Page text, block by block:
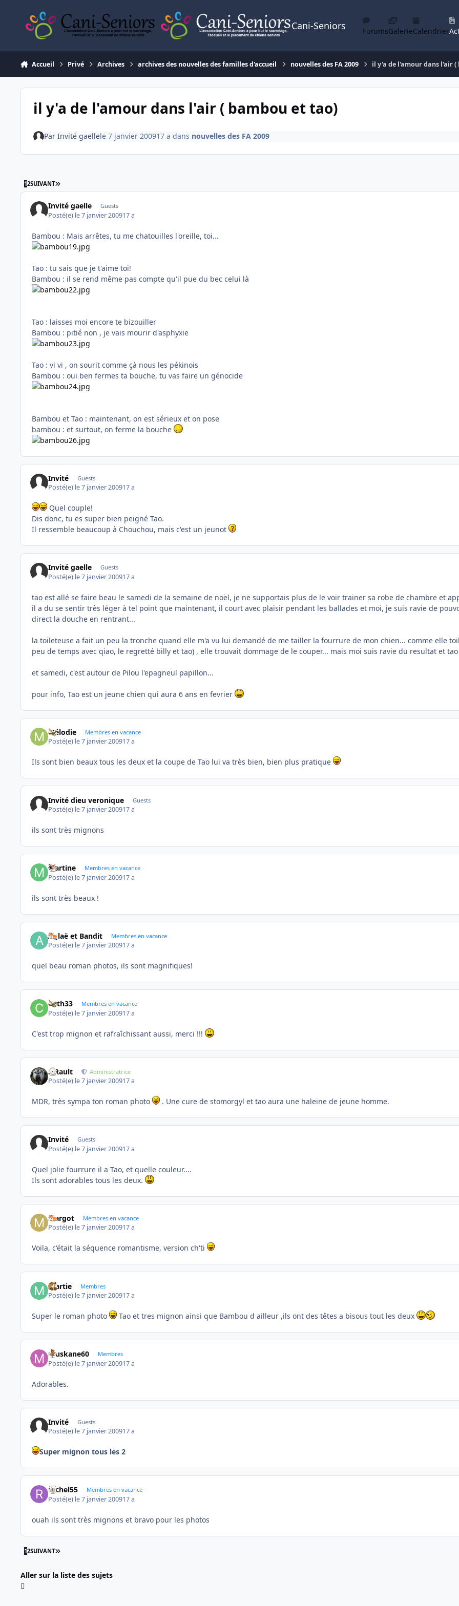
Cani-Seniors ForumsGalerieCalendrier
Accueil Privé Archives archives des nouvelles des familles d'accueil nouvelles des FA 2009 il y'a de l'amour dans l'air (
il y'a de l'amour dans l'air ( bambou et tao)
Par Invité gaellele 7 janvier 200917 a dans nouvelles des FA 2009
12SUIVANT DERNIÈRE PAGE
Invité gaelle Guests
Posté(e) le 7 janvier 200917 a
Bambou : Mais arrêtes, tu me chatouilles l'oreille, toi...
Tao : tu sais que je t'aime toi!
Bambou : il se rend même pas compte qu'il pue du bec celui là
Tao : laisses moi encore te bizouiller
Bambou : pitié non , je vais mourir d'asphyxie
Tao : vi vi , on sourit comme çà nous les pékinois
Bambou : oui ben fermes ta bouche, tu vas faire un génocide
Bambou et Tao : maintenant, on est sérieux et on pose
bambou : et surtout, on ferme la bouche
Invité Guests
Posté(e) le 7 janvier 200917 a
Quel couple!
Dis donc, tu es super bien peigné Tao.
Il ressemble beaucoup à Chouchou, mais c'est un jeunot
Invité gaelle Guests
Posté(e) le 7 janvier 200917 a
tao est allé se faire beau le samedi de la semaine de noël, je ne supportais plus de le voir trainer sa robe de chambre et
il a du se sentir très léger à tel point que maintenant, il court avec plaisir pendant les ballades et moi, je suis ravie de
direct la douche en rentrant...
la toileteuse a fait un peu la tronche quand elle m'a vu lui demandé de me tailler la fourrure de mon chien... comme elle
peu de temps avec qiao, le regretté billy et tao) , elle trouvait dommage de le couper... mais moi suis ravie du resultat et
et samedi, c'est autour de Pilou l'epagneul papillon...
pour info, Tao est un jeune chien qui aura 6 ans en fevrier
Mélodie Membres en vacance
Posté(e) le 7 janvier 200917 a
Ils sont bien beaux tous les deux et la coupe de Tao lui va très bien, bien plus pratique
Invité dieu veronique Guests
Posté(e) le 7 janvier 200917 a
ils sont très mignons
Martine Membres en vacance
Posté(e) le 7 janvier 200917 a
ils sont très beaux !
Aglaë et Bandit Membres en vacance
Posté(e) le 7 janvier 200917 a
quel beau roman photos, ils sont magnifiques!
Cath33 Membres en vacance
Posté(e) le 7 janvier 200917 a
C'est trop mignon et rafraîchissant aussi, merci !!!
S.Rault Administratrice
Posté(e) le 7 janvier 200917 a
MDR, très sympa ton roman photo . Une cure de stomorgyl et tao aura une haleine de jeune homme.
Invité Guests
Posté(e) le 7 janvier 200917 a
Quel jolie fourrure il a Tao, et quelle couleur....
Ils sont adorables tous les deux.
Margot Membres en vacance
Posté(e) le 7 janvier 200917 a
Voila, c'était la séquence romantisme, version ch'ti
martie Membres
Posté(e) le 7 janvier 200917 a
Super le roman photo Tao et tres mignon ainsi que Bambou d ailleur ,ils ont des têtes a bisous tout les deux
muskane60 Membres
Posté(e) le 7 janvier 200917 a
Adorables.
Invité Guests
Posté(e) le 7 janvier 200917 a
Super mignon tous les 2
rachel55 Membres en vacance
Posté(e) le 7 janvier 200917 a
ouah ils sont très mignons et bravo pour les photos
12SUIVANT DERNIÈRE PAGE
Aller sur la liste des sujets